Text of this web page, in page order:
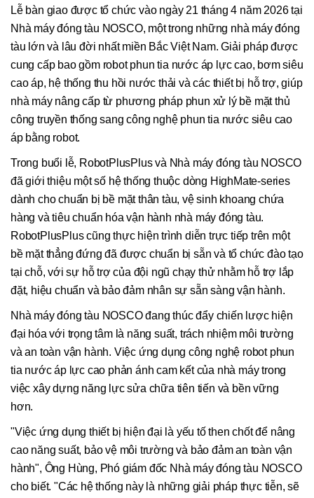
Lễ bàn giao được tổ chức vào ngày 21 tháng 4 năm 2026 tại
Nhà máy đóng tàu NOSCO, một trong những nhà máy đóng
tàu lớn và lâu đời nhất miền Bắc Việt Nam. Giải pháp được
cung cấp bao gồm robot phun tia nước áp lực cao, bơm siêu
cao áp, hệ thống thu hồi nước thải và các thiết bị hỗ trợ, giúp
nhà máy nâng cấp từ phương pháp phun xử lý bề mặt thủ
công truyền thống sang công nghệ phun tia nước siêu cao
áp bằng robot.
Trong buổi lễ, RobotPlusPlus và Nhà máy đóng tàu NOSCO
đã giới thiệu một số hệ thống thuộc dòng HighMate-series
dành cho chuẩn bị bề mặt thân tàu, vệ sinh khoang chứa
hàng và tiêu chuẩn hóa vận hành nhà máy đóng tàu.
RobotPlusPlus cũng thực hiện trình diễn trực tiếp trên một
bề mặt thẳng đứng đã được chuẩn bị sẵn và tổ chức đào tạo
tại chỗ, với sự hỗ trợ của đội ngũ chạy thử nhằm hỗ trợ lắp
đặt, hiệu chuẩn và bảo đảm nhân sự sẵn sàng vận hành.
Nhà máy đóng tàu NOSCO đang thúc đẩy chiến lược hiện
đại hóa với trọng tâm là năng suất, trách nhiệm môi trường
và an toàn vận hành. Việc ứng dụng công nghệ robot phun
tia nước áp lực cao phản ánh cam kết của nhà máy trong
việc xây dựng năng lực sửa chữa tiên tiến và bền vững
hơn.
"Việc ứng dụng thiết bị hiện đại là yếu tố then chốt để nâng
cao năng suất, bảo vệ môi trường và bảo đảm an toàn vận
hành", Ông Hùng, Phó giám đốc Nhà máy đóng tàu NOSCO
cho biết. "Các hệ thống này là những giải pháp thực tiễn, sẽ